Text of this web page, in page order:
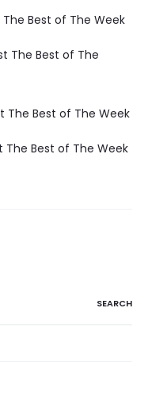
The Best of The Week
The Best of The
The Best of The Week
The Best of The Week